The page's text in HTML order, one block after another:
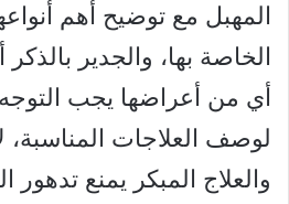
المهبل مع توضيح أهم
الخاصة بها، والجدير
أي من أعراضها يجب
لوصف العلاجات
والعلاج المبكر يمنع